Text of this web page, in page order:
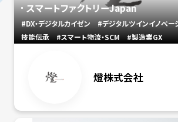
スマートファクトリーJapan
#DX・デジタルカイゼン #デジタルツインイノベー
技能伝承
#スマート物流・SCM #製造業GX
燈株式会社